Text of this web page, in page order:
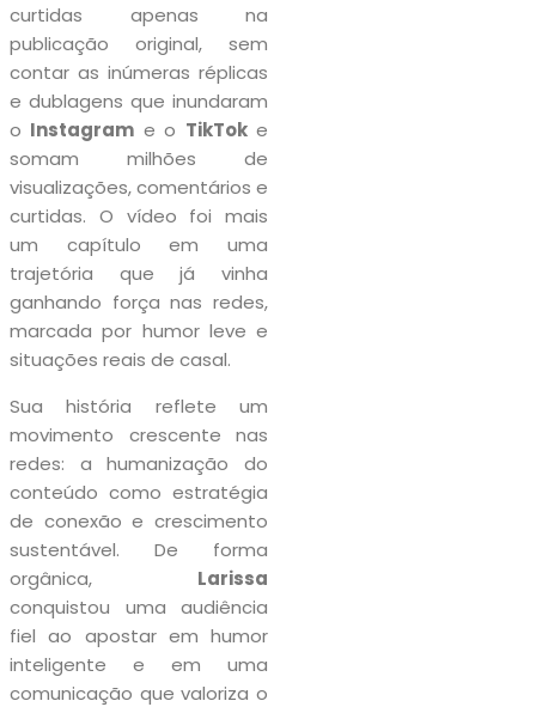
curtidas apenas na
publicação original, sem
contar as inúmeras réplicas
e dublagens que inundaram
o Instagram e o TikToke
somam milhões de
visualizações, comentários e
curtidas. O vídeo foi mais
um capítulo em uma
trajetória que já vinha
ganhando força nas redes,
marcada por humor leve e
situações reais de casal.
Sua história reflete um
movimento crescente nas
redes: a humanização do
conteúdo como estratégia
de conexão e crescimento
sustentável. De forma
orgânica, Larissa
conquistou uma audiência
fiel ao apostar em humor
inteligente e em uma
comunicação que valoriza o